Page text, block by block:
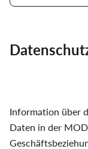
Information über
Daten in der